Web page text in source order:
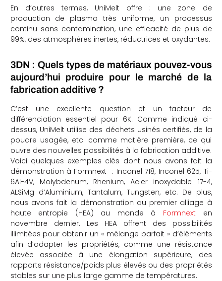
En d’autres termes, UniMelt offre : une zone de
production de plasma très uniforme, un processus
continu sans contamination, une efficacité de plus de
99%, des atmosphères inertes, réductrices et oxydantes.
3DN : Quels types de matériaux pouvez-vous
aujourd’hui produire pour le marché de la
fabrication additive ?
C’est une excellente question et un facteur de
différenciation essentiel pour 6K. Comme indiqué ci-
dessus, UniMelt utilise des déchets usinés certifiés, de la
poudre usagée, etc. comme matière première, ce qui
ouvre des nouvelles possibilités à la fabrication additive.
Voici quelques exemples clés dont nous avons fait la
démonstration à Formnext : Inconel 718, Inconel 625, Ti-
6Al-4V, Molybdenum, Rhenium, Acier inoxydable 17-4,
ALSiMg d’Aluminium, Tantalum, Tungsten, etc. De plus,
nous avons fait la démonstration du premier alliage à
haute entropie (HEA) au monde à Formnext en
novembre dernier. Les HEA offrent des possibilités
illimitées pour obtenir un « mélange parfait » d’éléments
afin d’adapter les propriétés, comme une résistance
élevée associée à une élongation supérieure, des
rapports résistance/poids plus élevés ou des propriétés
stables sur une plus large gamme de températures.